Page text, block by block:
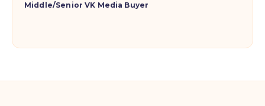
Middle/Senior VK Media Buyer